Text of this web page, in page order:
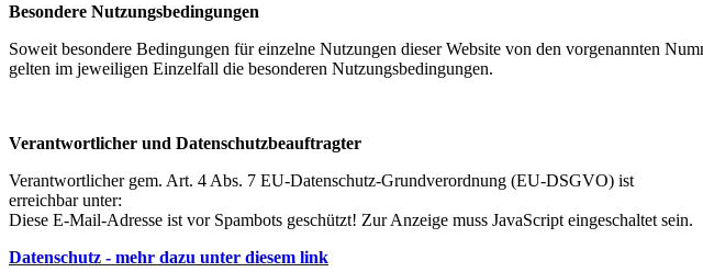
Besondere Nutzungsbedingungen
Soweit besondere Bedingungen für einzelne Nutzungen dieser Website von den vorgenannten
gelten im jeweiligen Einzelfall die besonderen Nutzungsbedingungen.
Verantwortlicher und Datenschutzbeauftragter
Verantwortlicher gem. Art. 4 Abs. 7 EU-Datenschutz-Grundverordnung (EU-DSGVO) ist
erreichbar unter:
Diese E-Mail-Adresse ist vor Spambots geschützt! Zur Anzeige muss JavaScript eingeschaltet sein.
Datenschutz - mehr dazu unter diesem link